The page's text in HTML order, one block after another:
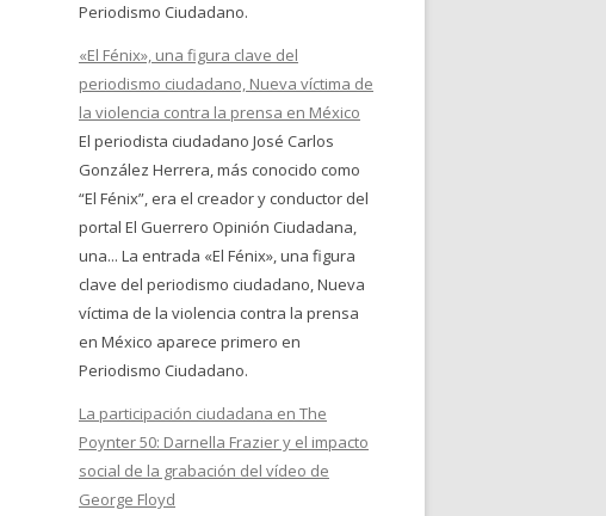
Periodismo Ciudadano.
«El Fénix», una figura clave del
periodismo ciudadano, Nueva víctima de
la violencia contra la prensa en México
El periodista ciudadano José Carlos
González Herrera, más conocido como
“El Fénix”, era el creador y conductor del
portal El Guerrero Opinión Ciudadana,
una... La entrada «El Fénix», una figura
clave del periodismo ciudadano, Nueva
víctima de la violencia contra la prensa
en México aparece primero en
Periodismo Ciudadano.
La participación ciudadana en The
Poynter 50: Darnella Frazier y el impacto
social de la grabación del vídeo de
George Floyd